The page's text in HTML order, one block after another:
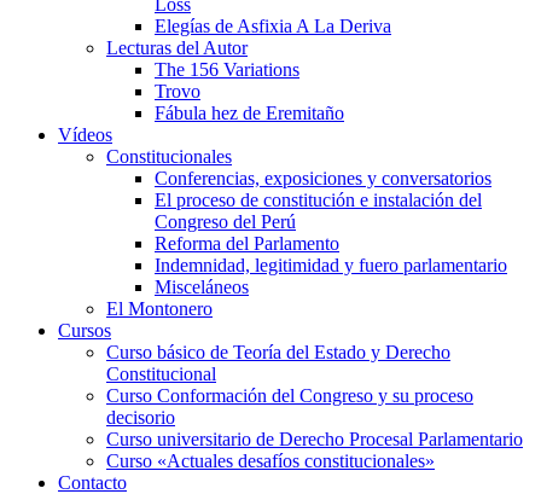
Elegías de Asfixia A La Deriva
Lecturas del Autor
The 156 Variations
Trovo
Fábula hez de Eremitaño
Vídeos
Constitucionales
Conferencias, exposiciones y conversatorios
El proceso de constitución e instalación del
Congreso del Perú
Reforma del Parlamento
Indemnidad, legitimidad y fuero parlamentario
Misceláneos
El Montonero
Cursos
Curso básico de Teoría del Estado y Derecho
Constitucional
Curso Conformación del Congreso y su proceso
decisorio
Curso universitario de Derecho Procesal Parlamentario
Curso «Actuales desafíos constitucionales»
Contacto